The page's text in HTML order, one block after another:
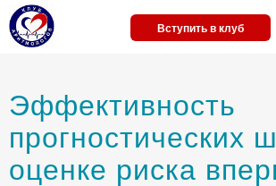
Вступить в клуб
Эффективность
прогностических
оценке риска